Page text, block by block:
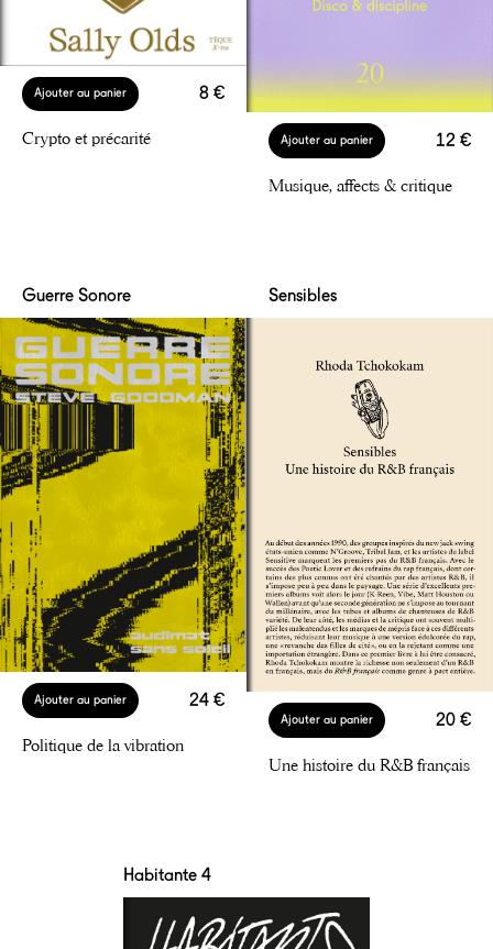
8 €
Ajouter au panier
Crypto et précarité 12 €
Ajouter au panier
Musique, affects & critique
24 €
Ajouter au panier
Politique de la vibration
Guerre Sonore
20 €
Ajouter au panier
Une histoire du R&B français
Sensibles
Habitante 4